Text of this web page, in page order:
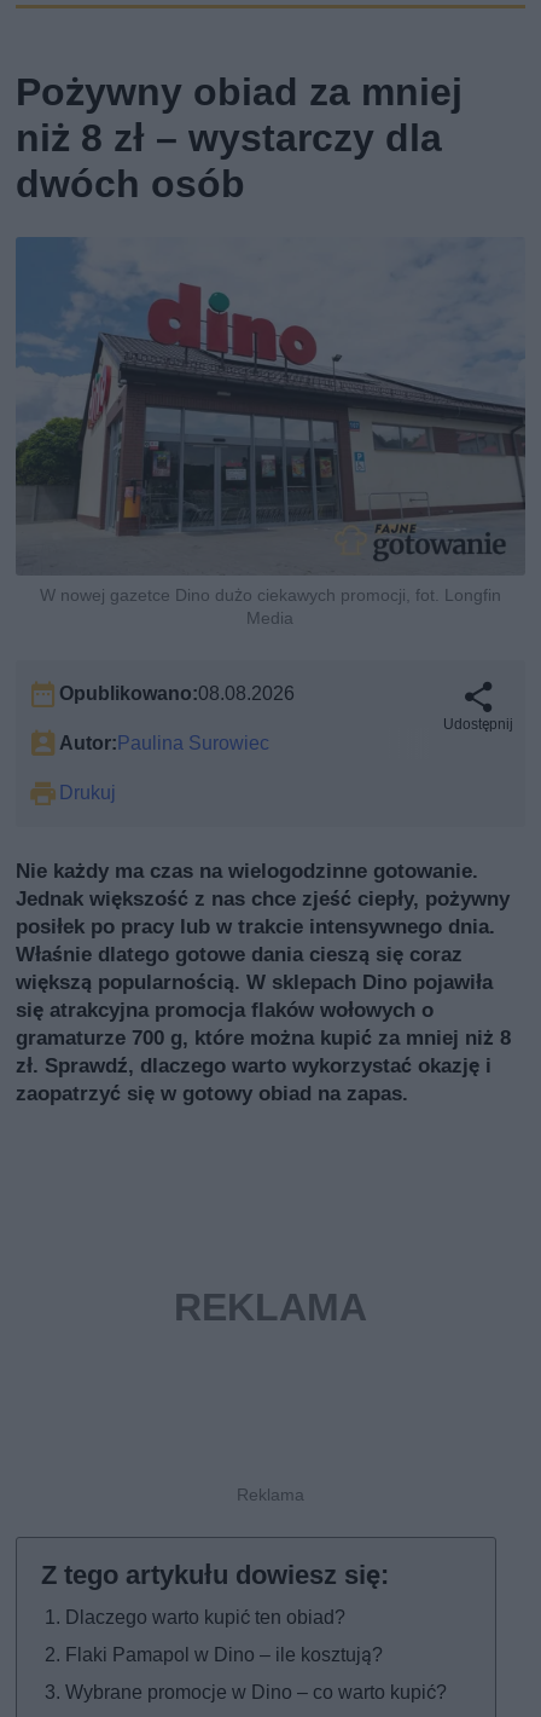
Pożywny obiad za mniej
niż 8 zł – wystarczy dla
dwóch osób
W nowej gazetce Dino dużo ciekawych promocji, fot. Longfin
Media
Opublikowano:08.08.2026
Autor: Paulina Surowiec
Drukuj
Udostępnij
Nie każdy ma czas na wielogodzinne gotowanie.
Jednak większość z nas chce zjeść ciepły, pożywny
posiłek po pracy lub w trakcie intensywnego dnia.
Właśnie dlatego gotowe dania cieszą się coraz
większą popularnością. W sklepach Dino pojawiła
się atrakcyjna promocja flaków wołowych o
gramaturze 700 g, które można kupić za mniej niż 8
zł. Sprawdź, dlaczego warto wykorzystać okazję i
zaopatrzyć się w gotowy obiad na zapas.
Dlaczego warto kupić ten obiad?
Flaki Pamapol w Dino – ile kosztują?
Wybrane promocje w Dino – co warto kupić?